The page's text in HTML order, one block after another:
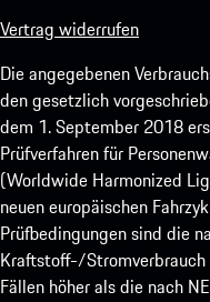
Vertrag widerrufen
Die angegebenen
den gesetzlich
dem 1. September 2018
Prüfverfahren für
(Worldwide Harmonized
neuen europäischen
Prüfbedingungen sind die
Kraftstoff-/Stromverbrauch
Fällen höher als die nach